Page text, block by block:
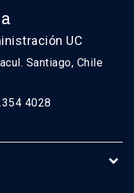
UC
Santiago, Chile
4028